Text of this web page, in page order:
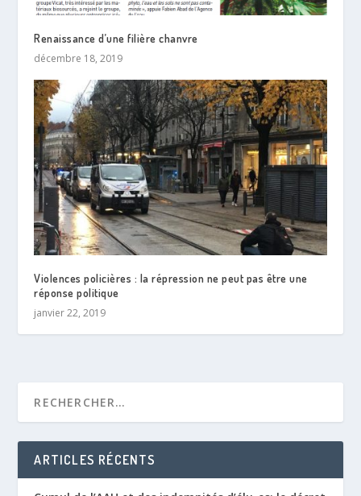
Renaissance d’une filière chanvre
décembre 18, 2019
Violences policières : la répression ne peut pas être une
réponse politique
janvier 22, 2019
ARTICLES RÉCENTS